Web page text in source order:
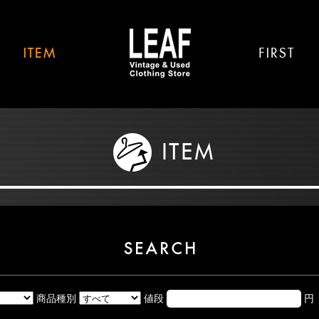
商品種別 値段 円